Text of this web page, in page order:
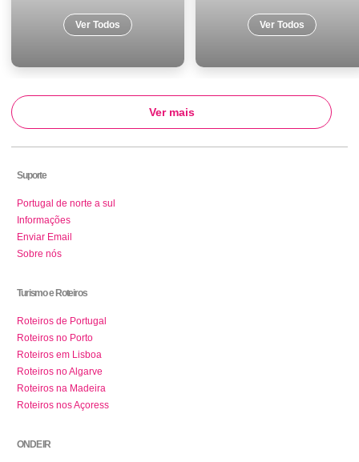
Ver Todos Ver Todos
Ver mais
Suporte
Portugal de norte a sul
Informações
Enviar Email
Sobre nós
Turismo e Roteiros
Roteiros de Portugal
Roteiros no Porto
Roteiros em Lisboa
Roteiros no Algarve
Roteiros na Madeira
Roteiros nos Açoress
ONDE IR